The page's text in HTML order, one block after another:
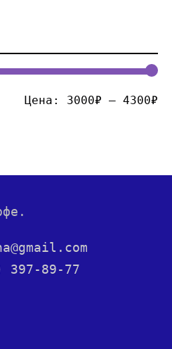
Цена: 3000₽ — 4300₽
397-89-77